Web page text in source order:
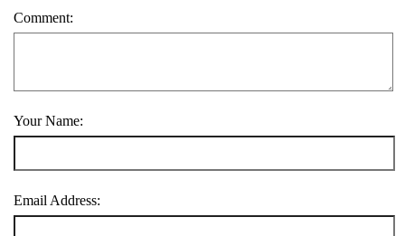
Comment:
Your Name:
Email Address: